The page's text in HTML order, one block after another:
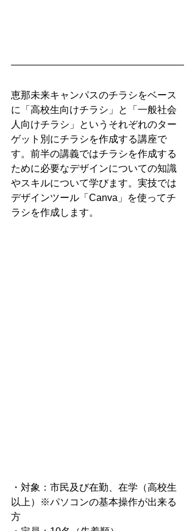
恵那未来キャンパスのチラシをベース
に「高校生向けチラシ」と「一般社会
人向けチラシ」というそれぞれのター
ゲット別にチラシを作成する講座で
す。前半の講義ではチラシを作成する
ために必要なデザインについての知識
やスキルについて学びます。実技では
デザインツール「Canva」を使ってチ
ラシを作成します。
・対象：市民及び在勤、在学（高校生
以上）※パソコンの基本操作が出来る
方